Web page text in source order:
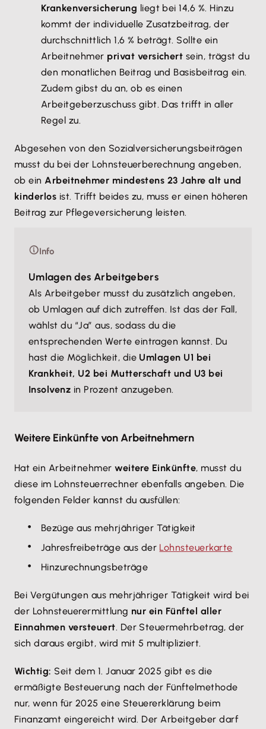
Krankenversicherung liegt bei 14,6 %. Hinzu
kommt der individuelle Zusatzbeitrag, der
durchschnittlich 1,6 % beträgt. Sollte ein
Arbeitnehmer privat versichert sein, trägst du
den monatlichen Beitrag und Basisbeitrag ein.
Zudem gibst du an, ob es einen
Arbeitgeberzuschuss gibt. Das trifft in aller
Regel zu.
Abgesehen von den Sozialversicherungsbeiträgen
musst du bei der Lohnsteuerberechnung angeben,
ob einArbeitnehmer mindestens 23 Jahre alt und
kinderlos ist. Trifft beides zu, muss er einen höheren
Beitrag zur Pflegeversicherung leisten.
Info
Umlagen des Arbeitgebers
Als Arbeitgeber musst du zusätzlich angeben,
ob Umlagen auf dich zutreffen. Ist das der Fall,
wählst du “Ja” aus, sodass du die
entsprechenden Werte eintragen kannst. Du
hast die Möglichkeit, die Umlagen U1 bei
Krankheit, U2 bei Mutterschaft und U3 bei
Insolvenz in Prozent anzugeben.
Weitere Einkünfte von Arbeitnehmern
Hat ein Arbeitnehmerweitere Einkünfte, musst du
diese im Lohnsteuerrechner ebenfalls angeben. Die
folgenden Felder kannst du ausfüllen:
Bezüge aus mehrjähriger Tätigkeit
Jahresfreibeträge aus der Lohnsteuerkarte
Hinzurechnungsbeträge
Bei Vergütungen aus mehrjähriger Tätigkeit wird bei
der Lohnsteuerermittlung nur ein Fünftel aller
Einnahmen versteuert. Der Steuermehrbetrag, der
sich daraus ergibt, wird mit 5 multipliziert.
Wichtig: Seit dem 1. Januar 2025 gibt es die
ermäßigte Besteuerung nach der Fünftelmethode
nur, wenn für 2025 eine Steuererklärung beim
Finanzamt eingereicht wird. Der Arbeitgeber darf